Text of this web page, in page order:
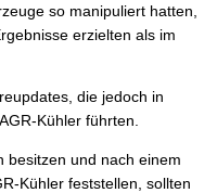
so manipuliert hatten,
erzielten als im
die jedoch in
Kühler führten.
besitzen und nach einem
Kühler feststellen, sollten